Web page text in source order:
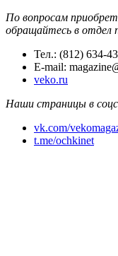
По вопросам
обращайтесь в отдел
Тел.: (812) 634-
E-mail:
veko.ru
Наши страницы в
vk.com/
t.me/ochkinet